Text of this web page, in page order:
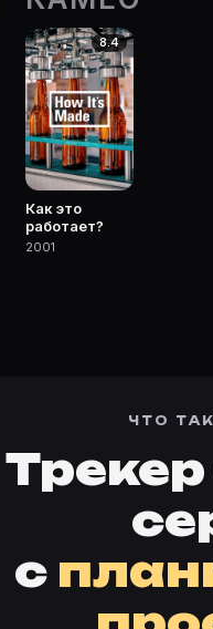
сериалы,
8.4
Как это
работает?
2001
ЧТО
с